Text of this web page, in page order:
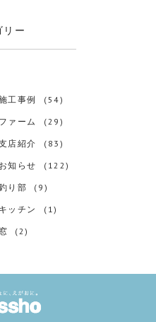
リー
工事例 (54)
ファーム (29)
店紹介 (83)
お知らせ (122)
り部 (9)
キッチン (1)
窓 (2)